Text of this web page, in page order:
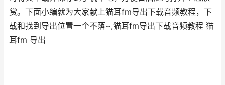
赏。下面小编就为大家献上猫耳fm导出下载音频教程，下
载和找到导出位置一个不落~,猫耳fm导出下载音频教程 猫
耳fm 导出